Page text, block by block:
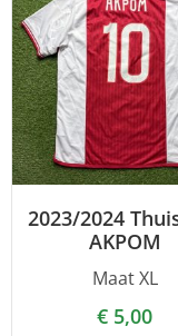
2023/2024
AKPOM
Maat XL
€ 5,00